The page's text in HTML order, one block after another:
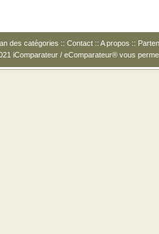
des catégories :: Contact :: A propos ::
iComparateur / eComparateur® vous